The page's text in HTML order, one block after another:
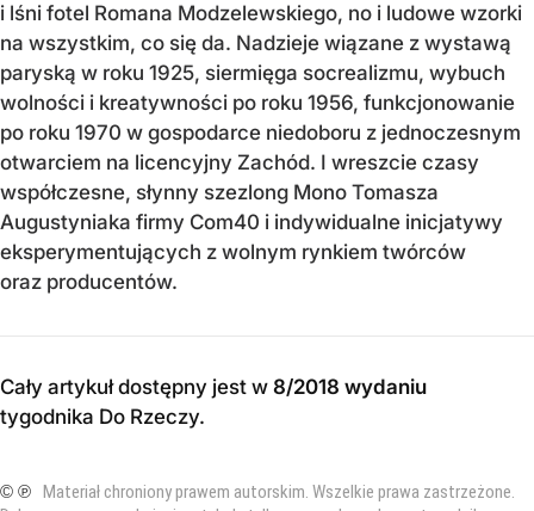
i lśni fotel Romana Modzelewskiego, no i ludowe wzorki
na wszystkim, co się da. Nadzieje wiązane z wystawą
paryską w roku 1925, siermięga socrealizmu, wybuch
wolności i kreatywności po roku 1956, funkcjonowanie
po roku 1970 w gospodarce niedoboru z jednoczesnym
otwarciem na licencyjny Zachód. I wreszcie czasy
współczesne, słynny szezlong Mono Tomasza
Augustyniaka firmy Com40 i indywidualne inicjatywy
eksperymentujących z wolnym rynkiem twórców
oraz producentów.
Cały artykuł dostępny jest w 8/2018 wydaniu
tygodnika Do Rzeczy.
© ℗
Materiał chroniony prawem autorskim. Wszelkie prawa zastrzeżone.